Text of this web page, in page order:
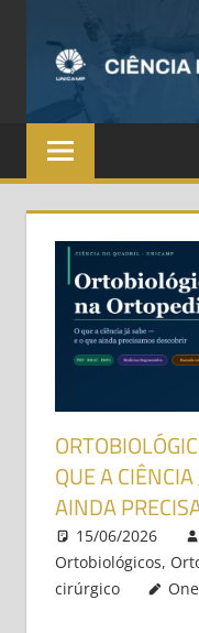
QUE A
AINDA
15/06/2026
Ortobiológicos,
cirúrgico